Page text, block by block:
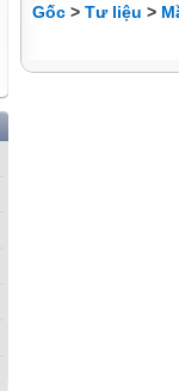
Gốc > Tư liệu >